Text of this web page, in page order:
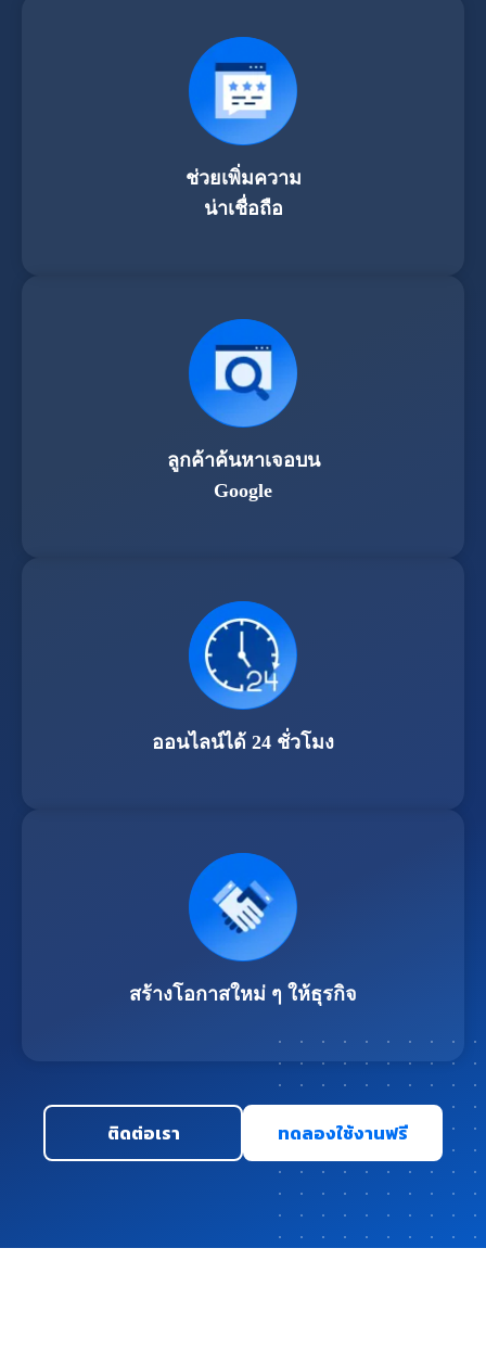
ช่วยเพิ่มความ
น่าเชื่อถือ
ลูกค้าค้นหาเจอบน
Google
ออนไลน์ได้ 24 ชั่วโมง
สร้างโอกาสใหม่ ๆ ให้ธุรกิจ
ติดต่อเรา ทดลองใช้งานฟรี